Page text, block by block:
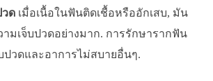
วด เมื่อเนื้อในฟันติดเชื้อหรืออักเสบ, มัน
ามเจ็บปวดอย่างมาก. การรักษารากฟัน
ปวดและอาการไม่สบายอื่นๆ.